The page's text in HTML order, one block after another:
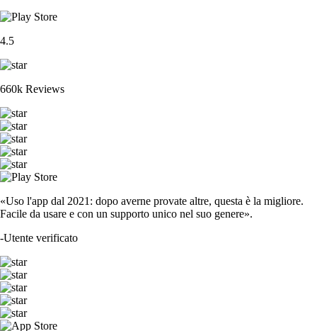
4.5
660k Reviews
«Uso l'app dal 2021: dopo averne provate altre, questa è la migliore.
Facile da usare e con un supporto unico nel suo genere».
-Utente verificato